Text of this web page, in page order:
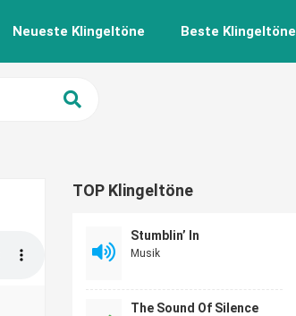
Neueste Klingeltöne Beste Klingeltöne
TOP Klingeltöne
Stumblin’ In
Musik
The Sound Of Silence